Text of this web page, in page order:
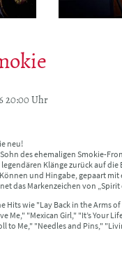
20:00 Uhr
neu!
des ehemaligen Smokie-
Klänge zurück auf die
und Hingabe, gepaart mit
das Markenzeichen von „Spirit
Hits wie "Lay Back in the Arms
Me," "Mexican Girl," "It’s Your
to Me," "Needles and Pins,"